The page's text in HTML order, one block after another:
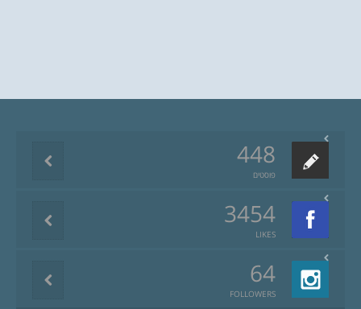
448
פוסטים
3454
LIKES
64
FOLLOWERS